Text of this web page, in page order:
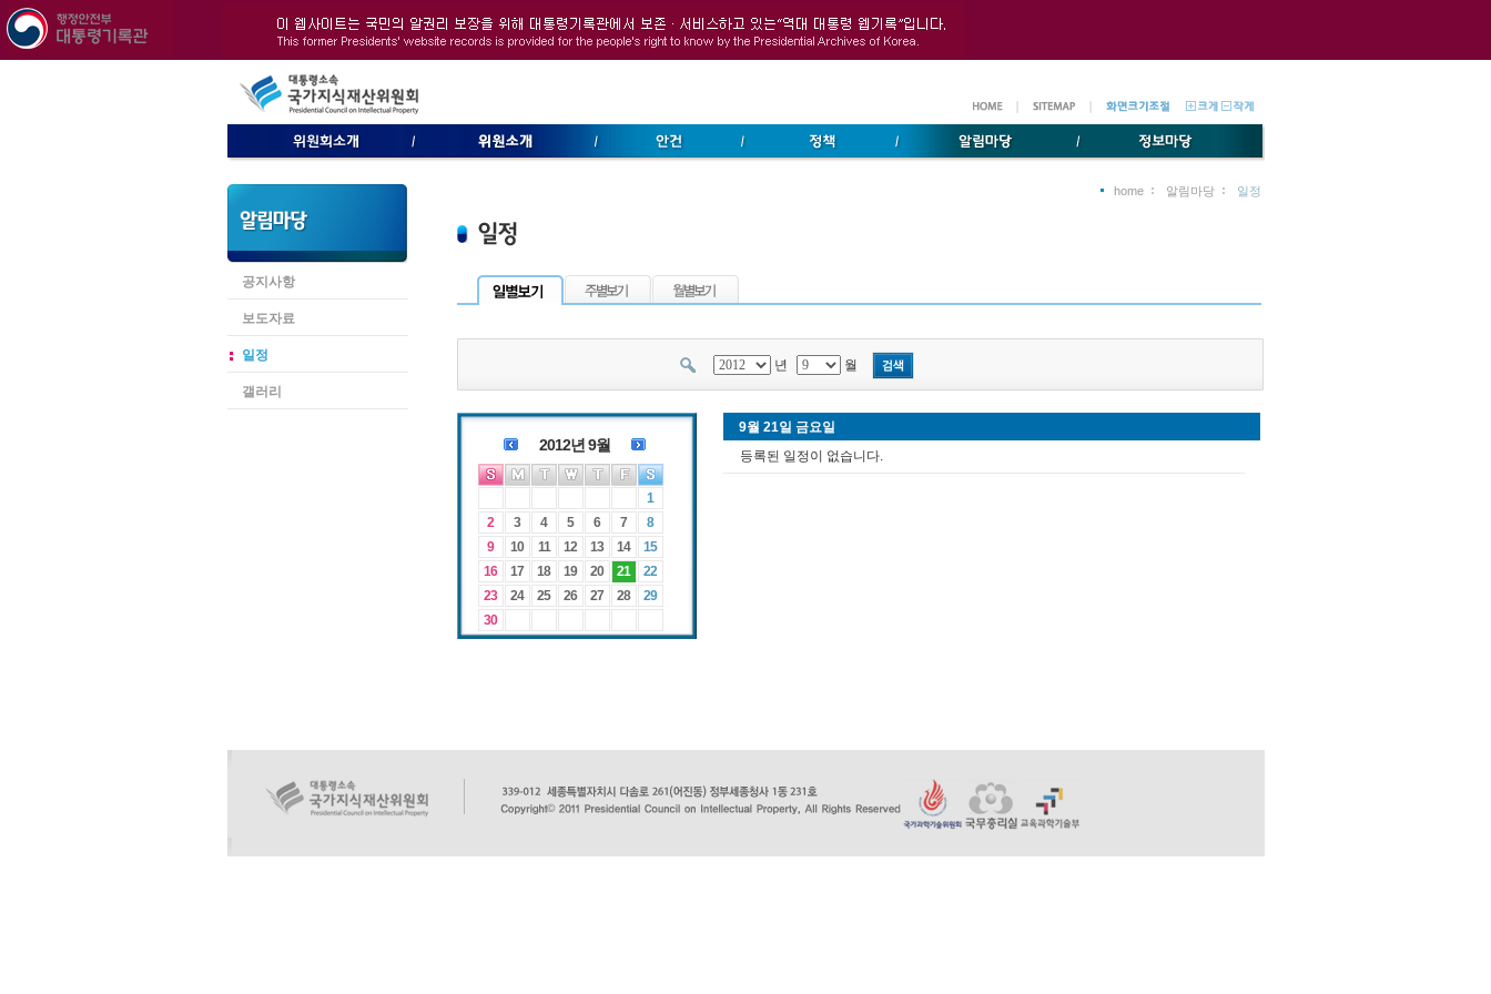
공지사항
보도자료
일정
갤러리
home 알림마당 일정
년 월
2012년 9월
1
2
3 4 5 6 7
8
9
10 11 12 13 14
15
16
17 18 19 20 21
22
23
24 25 26 27 28
29
30
9월 21일 금요일
등록된 일정이 없습니다.